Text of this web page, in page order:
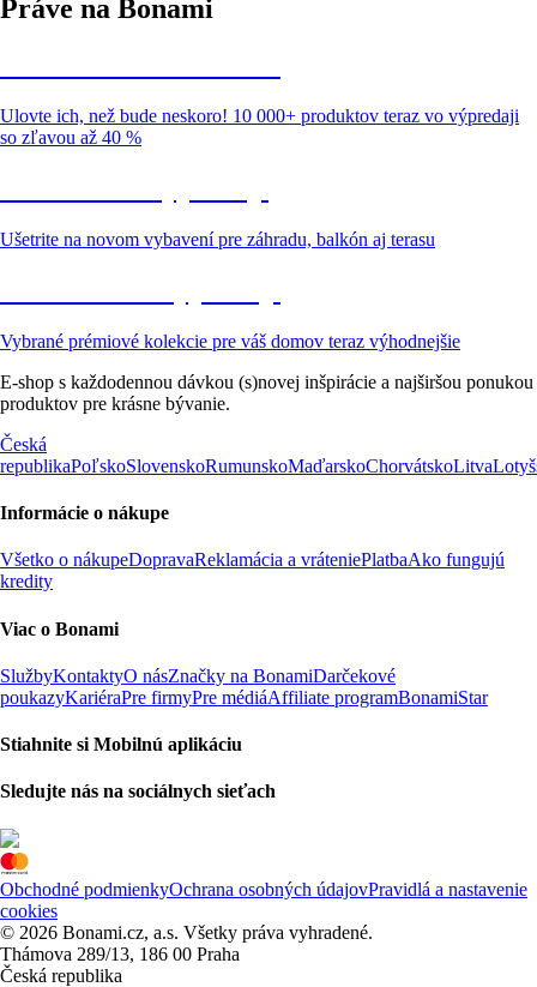
Práve na Bonami
Ulovte ich, než bude neskoro! 10 000+ produktov teraz vo výpredaji
so zľavou až 40 %
Ušetrite na novom vybavení pre záhradu, balkón aj terasu
Vybrané prémiové kolekcie pre váš domov teraz výhodnejšie
E-shop s každodennou dávkou (s)novej inšpirácie a najširšou ponukou
produktov pre krásne bývanie.
Česká
republikaPoľskoSlovenskoRumunskoMaďarskoChorvátskoLitva
Informácie o nákupe
Všetko o nákupeDopravaReklamácia a vráteniePlatbaAko fungujú
kredity
Viac o Bonami
SlužbyKontaktyO násZnačky na BonamiDarčekové
poukazyKariéraPre firmyPre médiáAffiliate programBonamiStar
Stiahnite si Mobilnú aplikáciu
Sledujte nás na sociálnych sieťach
Obchodné podmienkyOchrana osobných údajovPravidlá a nastavenie
cookies
© 2026 Bonami.cz, a.s. Všetky práva vyhradené.
Thámova 289/13, 186 00 Praha
Česká republika